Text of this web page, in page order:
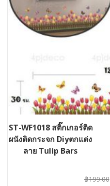
ST-WF1018 สติ๊กเกอร์ติด
ผนังติดกระจก Diyตกแต่ง
ลาย Tulip Bars
฿199.00